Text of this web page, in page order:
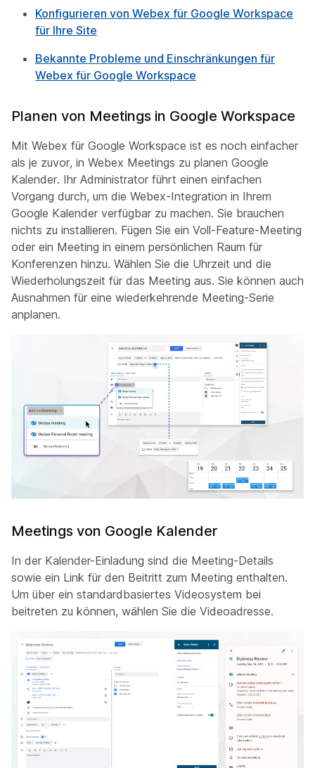
Konfigurieren von Webex für Google Workspace
für Ihre Site
Bekannte Probleme und Einschränkungen für
Webex für Google Workspace
Planen von Meetings in Google Workspace
Mit Webex für Google Workspace ist es noch einfacher
als je zuvor, in Webex Meetings zu planen Google
Kalender. Ihr Administrator führt einen einfachen
Vorgang durch, um die Webex-Integration in Ihrem
Google Kalender verfügbar zu machen. Sie brauchen
nichts zu installieren. Fügen Sie ein Voll-Feature-Meeting
oder ein Meeting in einem persönlichen Raum für
Konferenzen hinzu. Wählen Sie die Uhrzeit und die
Wiederholungszeit für das Meeting aus. Sie können auch
Ausnahmen für eine wiederkehrende Meeting-Serie
anplanen.
Meetings von Google Kalender
In der Kalender-Einladung sind die Meeting-Details
sowie ein Link für den Beitritt zum Meeting enthalten.
Um über ein standardbasiertes Videosystem bei
beitreten zu können, wählen Sie die Videoadresse.